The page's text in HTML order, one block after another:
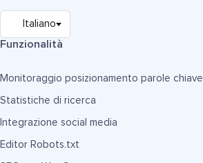
Funzionalità
Monitoraggio posizionamento parole chiave
Statistiche di ricerca
Integrazione social media
Editor Robots.txt